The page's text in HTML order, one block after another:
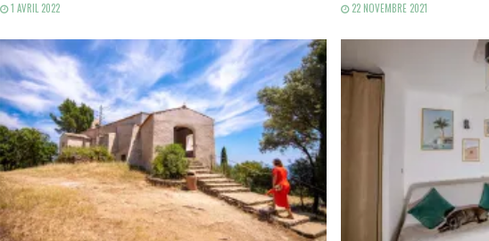
1 AVRIL 2022 22 NOVEMBRE 2021